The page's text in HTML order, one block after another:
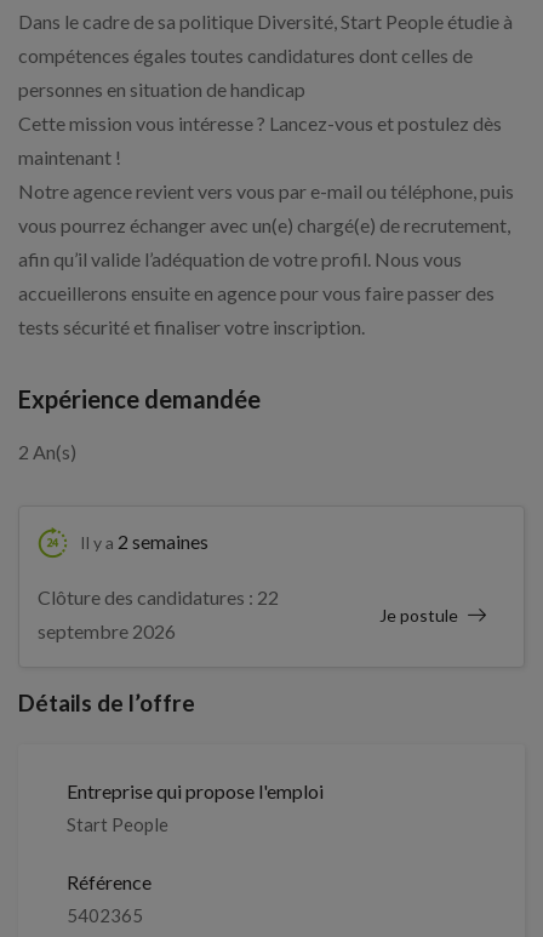
Dans le cadre de sa politique Diversité, Start People étudie à
compétences égales toutes candidatures dont celles de
personnes en situation de handicap
Cette mission vous intéresse ? Lancez-vous et postulez dès
maintenant !
Notre agence revient vers vous par e-mail ou téléphone, puis
vous pourrez échanger avec un(e) chargé(e) de recrutement,
afin qu’il valide l’adéquation de votre profil. Nous vous
accueillerons ensuite en agence pour vous faire passer des
tests sécurité et finaliser votre inscription.
Expérience demandée
2 An(s)
Il y a 2 semaines
Clôture des candidatures : 22
septembre 2026
Je postule
Détails de l’offre
Entreprise qui propose l'emploi
Start People
Référence
5402365